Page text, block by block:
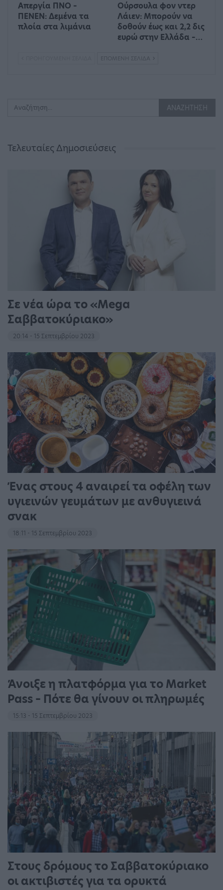
Απεργία ΠΝΟ –
ΠΕΝΕΝ: Δεμένα τα
πλοία στα λιμάνια
Ούρσουλα φον ντερ
Λάιεν: Μπορούν να
δοθούν έως και 2,2 δις
ευρώ στην Ελλάδα –…
ΕΠΌΜΕΝΗ ΣΕΛΊΔΑ
Τελευταίες Δημοσιεύσεις
Σε νέα ώρα το «Mega
Σαββατοκύριακο»
20:14 - 15 Σεπτεμβρίου 2023
Ένας στους 4 αναιρεί τα οφέλη των
υγιεινών γευμάτων με ανθυγιεινά
σνακ
18:11 - 15 Σεπτεμβρίου 2023
Άνοιξε η πλατφόρμα για το Market
Pass – Πότε θα γίνουν οι πληρωμές
15:13 - 15 Σεπτεμβρίου 2023
Στους δρόμους το Σαββατοκύριακο
οι ακτιβιστές για τα ορυκτά